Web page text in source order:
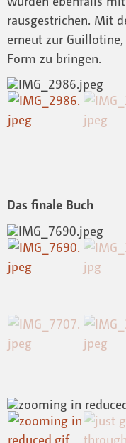
rausgestrichen. Mit
erneut zur
Form zu bringen.
Das finale Buch